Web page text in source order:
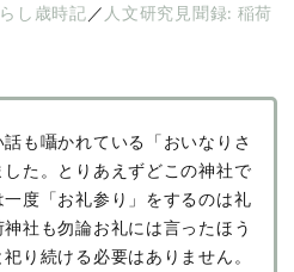
し歳時記 ／ 人文研究見聞録: 稲荷
も囁かれている「おいなりさ
た。とりあえずどこの神社で
度「お礼参り」をするのは礼
社も勿論お礼には言ったほう
り続ける必要はありません。